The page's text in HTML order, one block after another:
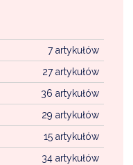
7 artykułów
27 artykułów
36 artykułów
29 artykułów
15 artykułów
34 artykułów